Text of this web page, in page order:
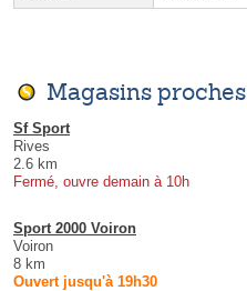
Magasins proches
Sf Sport
Rives
2.6 km
Fermé, ouvre demain à 10h
Sport 2000 Voiron
Voiron
8 km
Ouvert jusqu'à 19h30